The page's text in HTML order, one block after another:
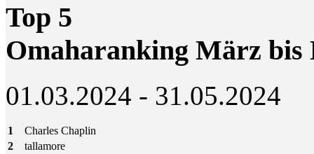
Top 5
Omaharanking März bis
01.03.2024 - 31.05.2024
1
Charles Chaplin
2
tallamore